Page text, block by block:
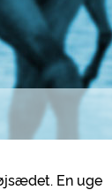
En uge